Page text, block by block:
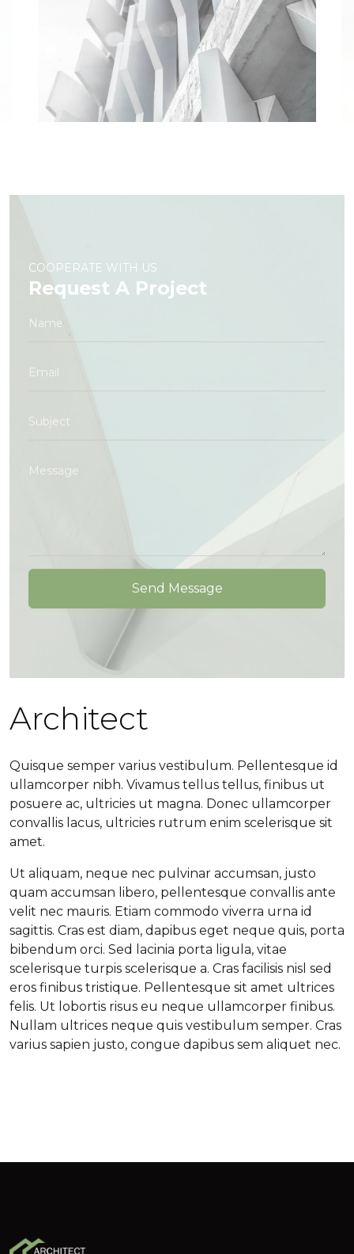
COOPERATE WITH US
Request A Project
Architect
Quisque semper varius vestibulum. Pellentesque id
ullamcorper nibh. Vivamus tellus tellus, finibus ut
posuere ac, ultricies ut magna. Donec ullamcorper
convallis lacus, ultricies rutrum enim scelerisque sit
amet.
Ut aliquam, neque nec pulvinar accumsan, justo
quam accumsan libero, pellentesque convallis ante
velit nec mauris. Etiam commodo viverra urna id
sagittis. Cras est diam, dapibus eget neque quis, porta
bibendum orci. Sed lacinia porta ligula, vitae
scelerisque turpis scelerisque a. Cras facilisis nisl sed
eros finibus tristique. Pellentesque sit amet ultrices
felis. Ut lobortis risus eu neque ullamcorper finibus.
Nullam ultrices neque quis vestibulum semper. Cras
varius sapien justo, congue dapibus sem aliquet nec.